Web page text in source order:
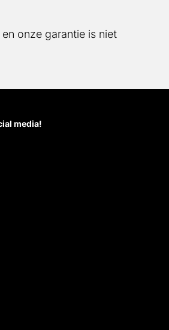
onze garantie is niet
media!